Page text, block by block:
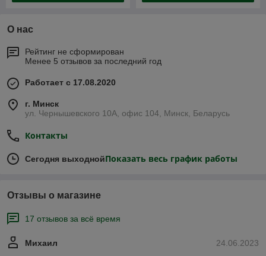
О нас
Рейтинг не сформирован
Менее 5 отзывов за последний год
Работает с 17.08.2020
г. Минск
ул. Чернышевского 10А, офис 104, Минск, Беларусь
Контакты
Сегодня выходнойПоказать весь график работы
Отзывы о магазине
17 отзывов за всё время
24.06.2023
Михаил